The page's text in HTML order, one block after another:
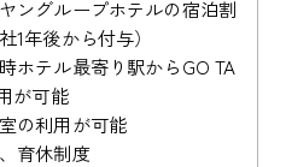
ングループホテルの宿泊割
1年後から付与）
ホテル最寄り駅からGO TA
が可能
の利用が可能
育休制度